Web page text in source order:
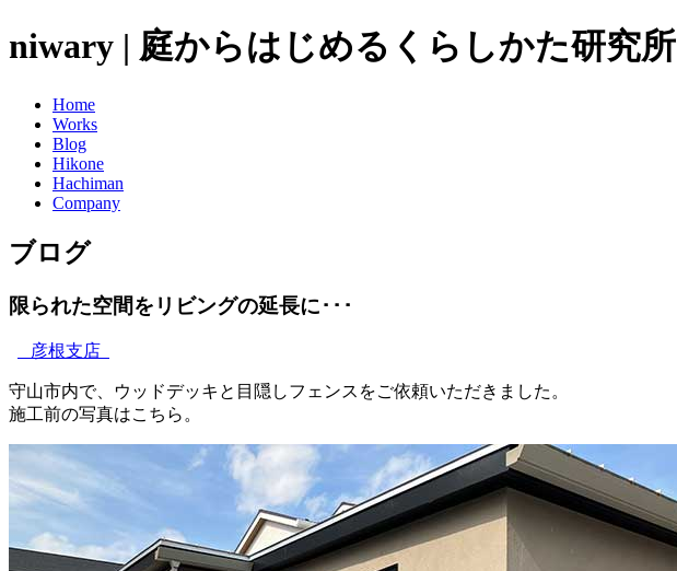
niwary | 庭からはじめるくらしかた研究所
Home
Works
Blog
Hikone
Hachiman
Company
ブログ
限られた空間をリビングの延長に･･･
彦根支店
守山市内で、ウッドデッキと目隠しフェンスをご依頼いただきました。
施工前の写真はこちら。